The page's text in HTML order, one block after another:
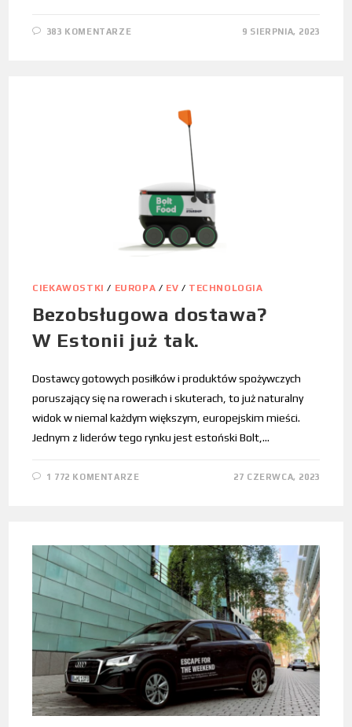
383 KOMENTARZE 9 SIERPNIA, 2023
CIEKAWOSTKI / EUROPA / EV / TECHNOLOGIA
Bezobsługowa dostawa?
W Estonii już tak.
Dostawcy gotowych posiłków i produktów spożywczych
poruszający się na rowerach i skuterach, to już naturalny
widok w niemal każdym większym, europejskim mieści.
Jednym z liderów tego rynku jest estoński Bolt,…
1 772 KOMENTARZE 27 CZERWCA, 2023